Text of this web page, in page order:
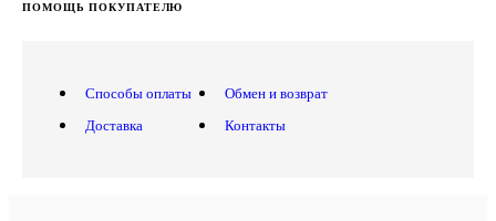
ПОМОЩЬ ПОКУПАТЕЛЮ
Способы оплаты
Доставка
Обмен и возврат
Контакты